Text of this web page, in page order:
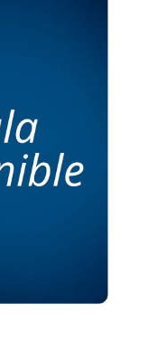
Y DATOS
DE